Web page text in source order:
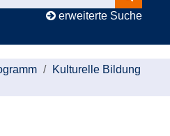
suchen
erweiterte Suche
Kulturelle Bildung